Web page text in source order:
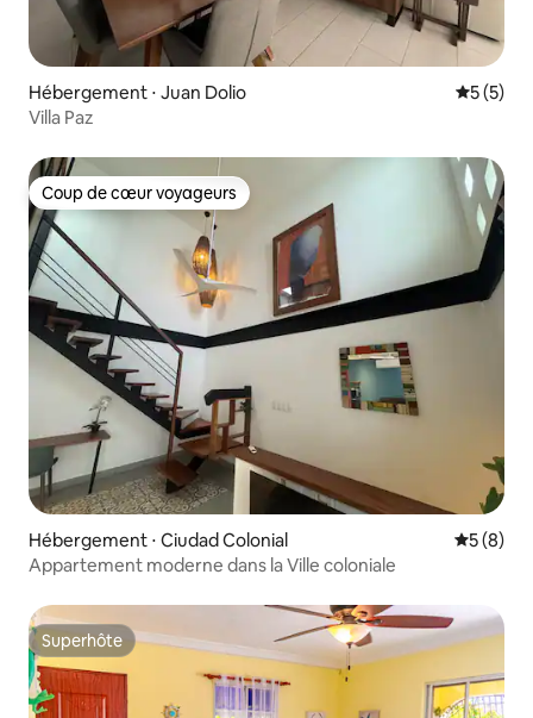
Hébergement ⋅ Juan Dolio
5 (5)
Villa Paz
Coup de cœur voyageurs
Coup de cœur voyageurs
Hébergement ⋅ Ciudad Colonial
5 (8)
Appartement moderne dans la Ville coloniale
Superhôte
Superhôte